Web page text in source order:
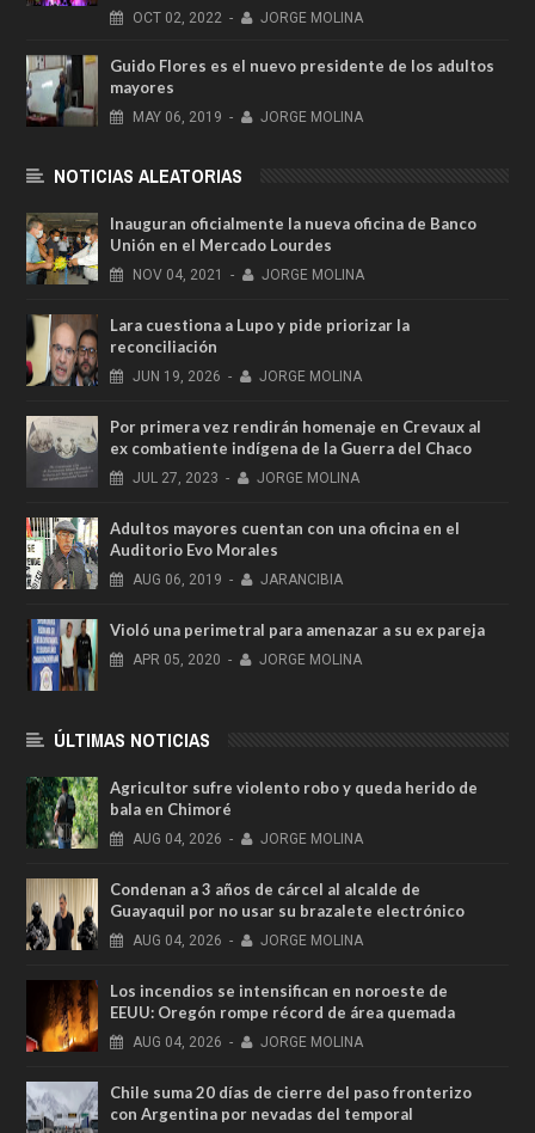
OCT 02, 2022 - JORGE MOLINA
Guido Flores es el nuevo presidente de los adultos
mayores
MAY 06, 2019 - JORGE MOLINA
NOTICIAS ALEATORIAS
Inauguran oficialmente la nueva oficina de Banco
Unión en el Mercado Lourdes
NOV 04, 2021 - JORGE MOLINA
Lara cuestiona a Lupo y pide priorizar la
reconciliación
JUN 19, 2026 - JORGE MOLINA
Por primera vez rendirán homenaje en Crevaux al
ex combatiente indígena de la Guerra del Chaco
JUL 27, 2023 - JORGE MOLINA
Adultos mayores cuentan con una oficina en el
Auditorio Evo Morales
AUG 06, 2019 - JARANCIBIA
Violó una perimetral para amenazar a su ex pareja
APR 05, 2020 - JORGE MOLINA
ÚLTIMAS NOTICIAS
Agricultor sufre violento robo y queda herido de
bala en Chimoré
AUG 04, 2026 - JORGE MOLINA
Condenan a 3 años de cárcel al alcalde de
Guayaquil por no usar su brazalete electrónico
AUG 04, 2026 - JORGE MOLINA
Los incendios se intensifican en noroeste de
EEUU: Oregón rompe récord de área quemada
AUG 04, 2026 - JORGE MOLINA
Chile suma 20 días de cierre del paso fronterizo
con Argentina por nevadas del temporal